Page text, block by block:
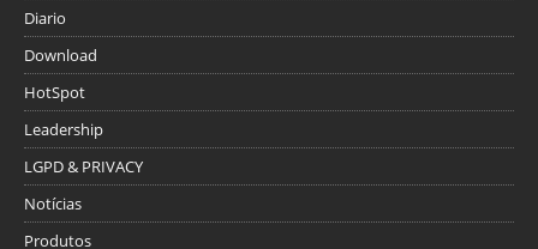
Diario
Download
HotSpot
Leadership
LGPD & PRIVACY
Notícias
Produtos